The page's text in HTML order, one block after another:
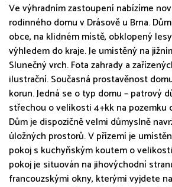
Ve výhradním zastoupení nabízíme
rodinného domu v Drásově u Brna.
obce, na klidném místě, obklopený
výhledem do kraje. Je umístěný na
Slunečný vrch. Fota zahrady a
ilustrační. Současná prostavěnost
korun. Jedná se o typ domu – patrový
střechou o velikosti 4+kk na pozemku
Dům je dispozičně velmi důmyslně
úložných prostorů. V přízemí je
pokoj s kuchyňským koutem o
pokoj je situován na jihovýchodní
francouzskými okny, kterými vyjdete